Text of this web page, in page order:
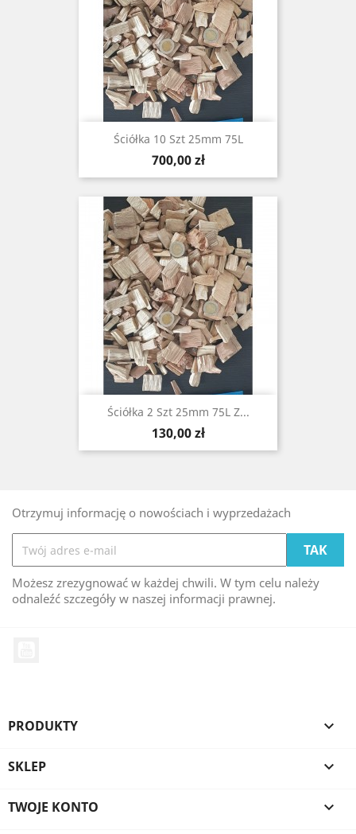
Ściółka 10 Szt 25mm 75L
Cena
700,00 zł
Ściółka 2 Szt 25mm 75L Z...
Cena
130,00 zł
Otrzymuj informację o nowościach i wyprzedażach
Możesz zrezygnować w każdej chwili. W tym celu należy
odnaleźć szczegóły w naszej informacji prawnej.
PRODUKTY 
SKLEP 
TWOJE KONTO 